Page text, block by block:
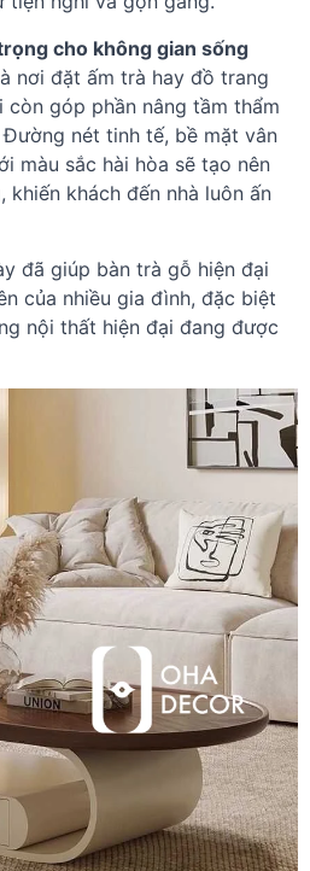
cho không gian sống
nơi đặt ấm trà hay đồ trang
góp phần nâng tầm thẩm
nét tinh tế, bề mặt vân
màu sắc hài hòa sẽ tạo nên
khiến khách đến nhà luôn ấn
đã giúp bàn trà gỗ hiện đại
của nhiều gia đình, đặc biệt
nội thất hiện đại đang được